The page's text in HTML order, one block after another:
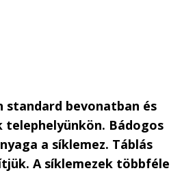
standard bevonatban és
telephelyünkön. Bádogos
a síklemez. Táblás
A síklemezek többféle